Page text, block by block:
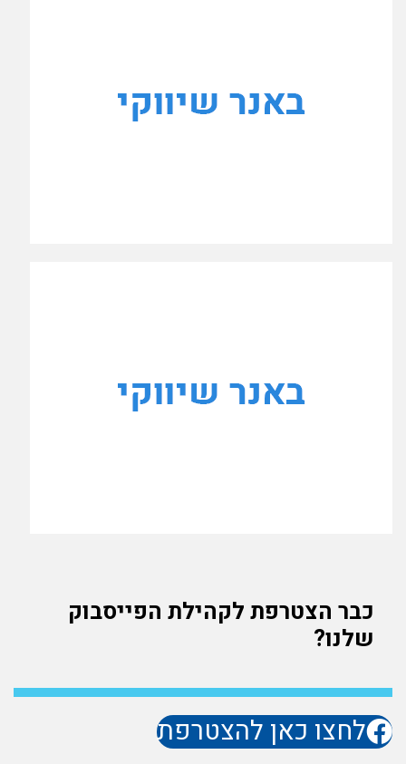
כבר הצטרפת לקהילת הפייסבוק
שלנו?
לחצו כאן להצטרפת